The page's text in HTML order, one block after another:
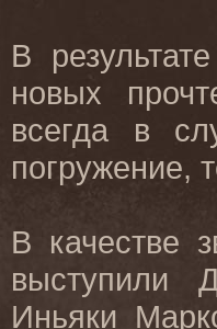
В
новых
всегда в
погружение,
В качестве
выступили
Иньяки